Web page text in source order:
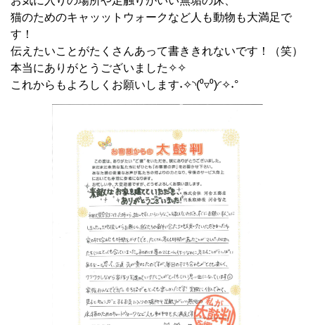
猫のためのキャッットウォークなど人も動物も大満足で
す！
伝えたいことがたくさんあって書ききれないです！（笑）
本当にありがとうございました✧✧
これからもよろしくお願いします˖✧◝(⁰▿⁰)◜✧˖°